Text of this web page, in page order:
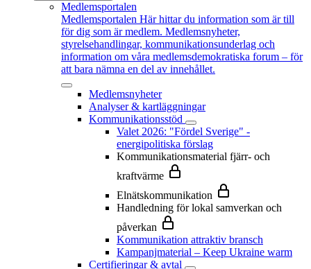
Medlemsportalen
Medlemsportalen Här hittar du information som är till
för dig som är medlem. Medlemsnyheter,
styrelsehandlingar, kommunikationsunderlag och
information om våra medlemsdemokratiska forum – för
att bara nämna en del av innehållet.
Medlemsnyheter
Analyser & kartläggningar
Kommunikationsstöd
Valet 2026: "Fördel Sverige" -
energipolitiska förslag
Kommunikationsmaterial fjärr- och
kraftvärme
Elnätskommunikation
Handledning för lokal samverkan och
påverkan
Kommunikation attraktiv bransch
Kampanjmaterial – Keep Ukraine warm
Certifieringar & avtal